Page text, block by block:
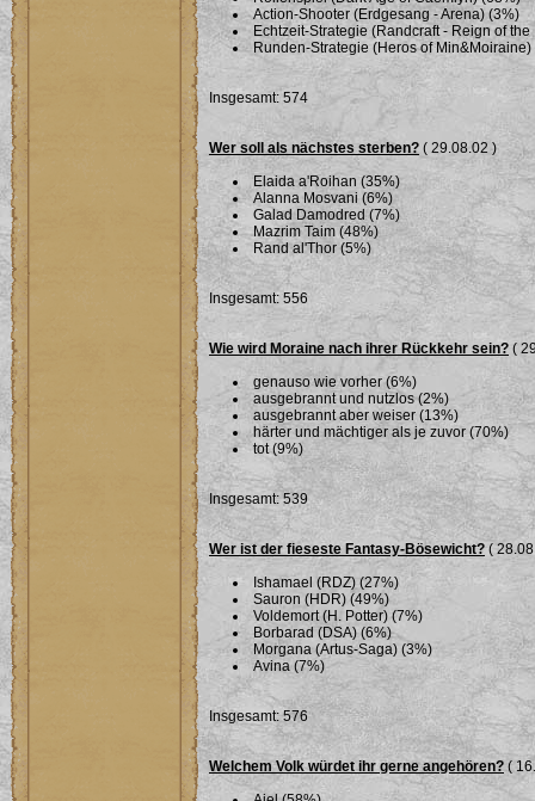
Action-Shooter (Erdgesang - Arena) (3%)
Echtzeit-Strategie (Randcraft - Reign of
Runden-Strategie (Heros of Min&Moiraine)
Insgesamt: 574
Wer soll als nächstes sterben? ( 29.08.02 )
Elaida a'Roihan (35%)
Alanna Mosvani (6%)
Galad Damodred (7%)
Mazrim Taim (48%)
Rand al'Thor (5%)
Insgesamt: 556
Wie wird Moraine nach ihrer Rückkehr sein? (
genauso wie vorher (6%)
ausgebrannt und nutzlos (2%)
ausgebrannt aber weiser (13%)
härter und mächtiger als je zuvor (70%)
tot (9%)
Insgesamt: 539
Wer ist der fieseste Fantasy-Bösewicht? (
Ishamael (RDZ) (27%)
Sauron (HDR) (49%)
Voldemort (H. Potter) (7%)
Borbarad (DSA) (6%)
Morgana (Artus-Saga) (3%)
Avina (7%)
Insgesamt: 576
Welchem Volk würdet ihr gerne angehören? (